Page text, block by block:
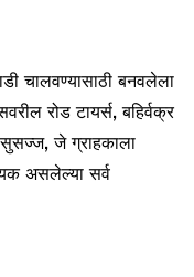
चालवण्यासाठी बनवलेला
रोड टायर्स, बहिर्वक्र
जे ग्राहकाला
असलेल्या सर्व